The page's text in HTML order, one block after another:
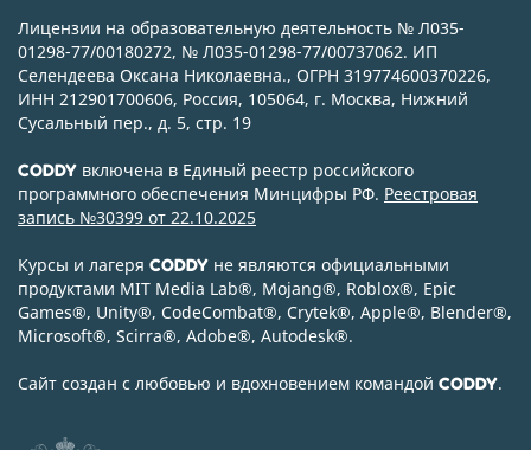
Лицензии на образовательную деятельность № Л035-
01298-77/00180272, № Л035-01298-77/00737062. ИП
Селендеева Оксана Николаевна., ОГРН 319774600370226,
ИНН 212901700606, Россия, 105064, г. Москва, Нижний
Сусальный пер., д. 5, стр. 19
CODDY включена в Единый реестр российского
программного обеспечения Минцифры РФ. Реестровая
запись №30399 от 22.10.2025
Курсы и лагеря CODDY не являются официальными
продуктами MIT Media Lab®, Mojang®, Roblox®, Epic
Games®, Unity®, CodeСombat®, Crytek®, Apple®, Blender®,
Microsoft®, Scirra®, Adobe®, Autodesk®.
Сайт создан с любовью и вдохновением командой CODDY.